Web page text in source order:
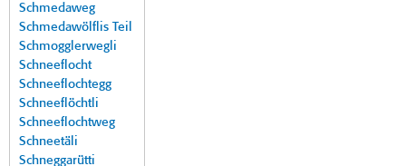
Schmedaweg
Schmedawölflis Teil
Schmogglerwegli
Schneeflocht
Schneeflochtegg
Schneeflöchtli
Schneeflochtweg
Schneetäli
Schneggarütti